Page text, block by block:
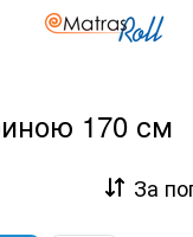
170 см
За